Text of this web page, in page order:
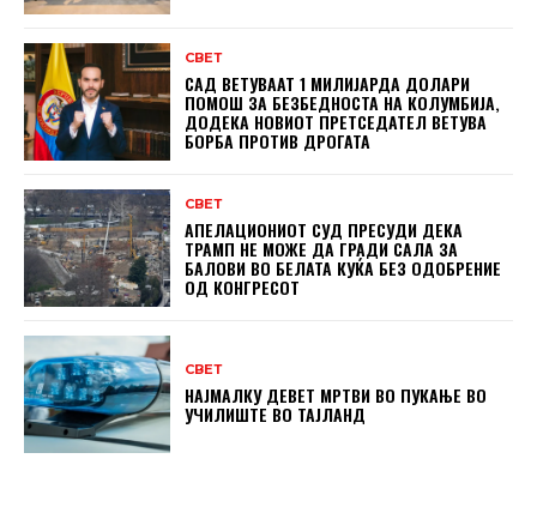
СВЕТ
САД ВЕТУВААТ 1 МИЛИЈАРДА ДОЛАРИ
ПОМОШ ЗА БЕЗБЕДНОСТА НА КОЛУМБИЈА,
ДОДЕКА НОВИОТ ПРЕТСЕДАТЕЛ ВЕТУВА
БОРБА ПРОТИВ ДРОГАТА
СВЕТ
АПЕЛАЦИОНИОТ СУД ПРЕСУДИ ДЕКА
ТРАМП НЕ МОЖЕ ДА ГРАДИ САЛА ЗА
БАЛОВИ ВО БЕЛАТА КУЌА БЕЗ ОДОБРЕНИЕ
ОД КОНГРЕСОТ
СВЕТ
НАЈМАЛКУ ДЕВЕТ МРТВИ ВО ПУКАЊЕ ВО
УЧИЛИШТЕ ВО ТАЈЛАНД